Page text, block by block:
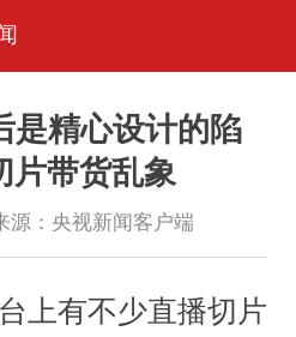
是精心设计的陷
片带货乱象
： 央视新闻客户端
有不少直播切片